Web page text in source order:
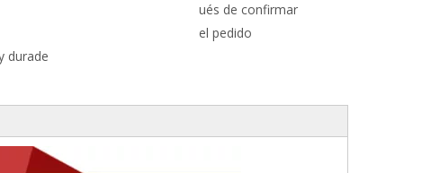
ués de confirmar
el pedido
durade